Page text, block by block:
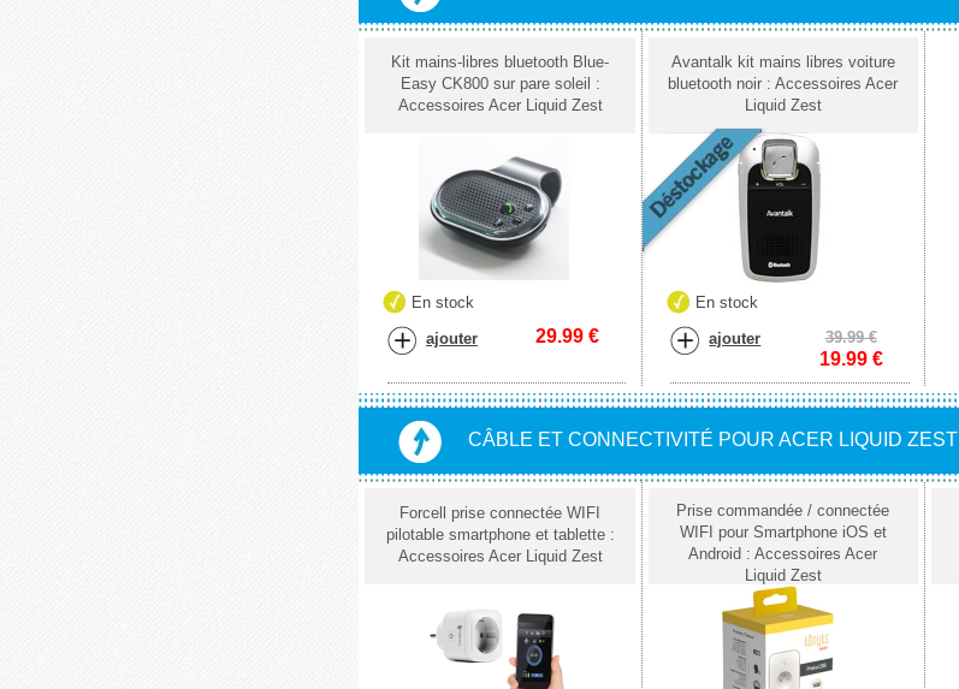
Kit mains-libres bluetooth Blue-
Easy CK800 sur pare soleil :
Accessoires Acer Liquid Zest
En stock
ajouter 29.99 €
Avantalk kit mains libres voiture
bluetooth noir : Accessoires Acer
Liquid Zest
En stock
ajouter 39.99 €
19.99€
CÂBLE ET CONNECTIVITÉ POUR ACER LIQUID ZEST
Forcell prise connectée WIFI
pilotable smartphone et tablette :
Accessoires Acer Liquid Zest
Prise commandée / connectée
WIFI pour Smartphone iOS et
Android : Accessoires Acer
Liquid Zest